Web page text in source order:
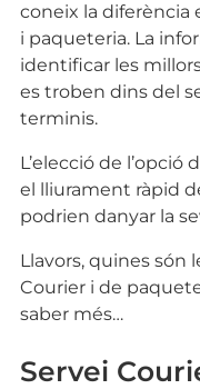
coneix la diferència
i paqueteria. La
identificar les
es troben dins del
terminis.
L’elecció de
el lliurament ràpid
podrien danyar la
Llavors, quines són
Courier i de
saber més…
Servei